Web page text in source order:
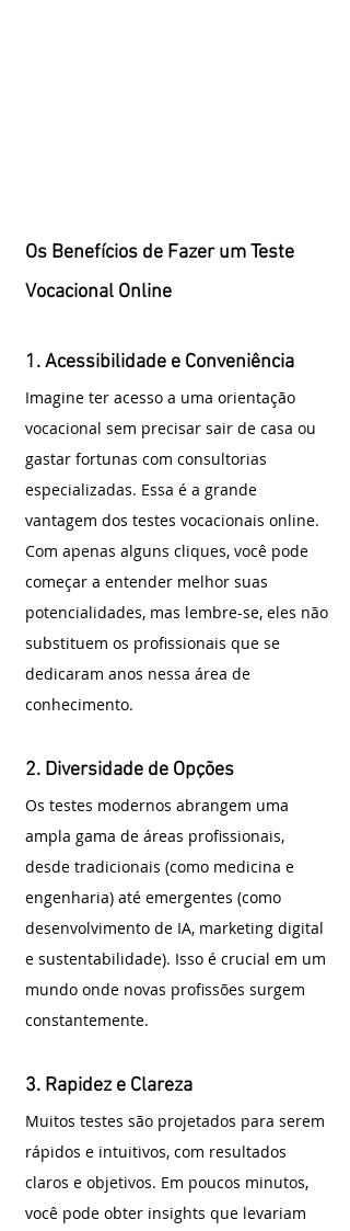
Os Benefícios de Fazer um Teste
Vocacional Online
1. Acessibilidade e Conveniência
Imagine ter acesso a uma orientação
vocacional sem precisar sair de casa ou
gastar fortunas com consultorias
especializadas. Essa é a grande
vantagem dos testes vocacionais online.
Com apenas alguns cliques, você pode
começar a entender melhor suas
potencialidades, mas lembre-se, eles não
substituem os profissionais que se
dedicaram anos nessa área de
conhecimento.
2. Diversidade de Opções
Os testes modernos abrangem uma
ampla gama de áreas profissionais,
desde tradicionais (como medicina e
engenharia) até emergentes (como
desenvolvimento de IA, marketing digital
e sustentabilidade). Isso é crucial em um
mundo onde novas profissões surgem
constantemente.
3. Rapidez e Clareza
Muitos testes são projetados para serem
rápidos e intuitivos, com resultados
claros e objetivos. Em poucos minutos,
você pode obter insights que levariam